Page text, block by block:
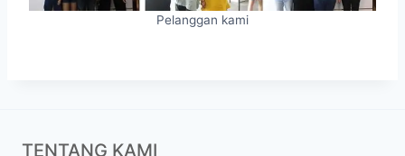
Pelanggan kami
TENTANG KAMI